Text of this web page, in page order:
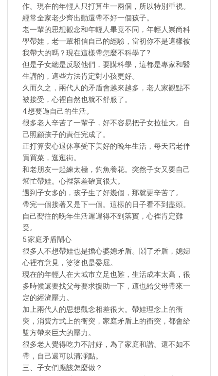
作。現在的年輕人只打算生一兩個，所以特別重視。
經常全家老少齊出動還帶不好一個孩子。
老一輩的思想觀念和年輕人畢竟不同，年輕人崇尚科
學帶娃，老一輩相信自己的經驗，當初你不是這樣被
我帶大的嗎？現在這樣帶怎麼不科學了?
但是子女總是反駁他們，要講科學，這都是專家和醫
生講的，這些方法肯定對小孩更好。
久而久之，兩代人的矛盾會越來越多，老人家觀點不
被接受，心裡自然也就不舒服了。
4.想要過自己的生活。
很多老人辛苦了一輩子，好不容易把子女拉扯大。自
己照顧孩子的責任完成了。
正打算安心退休享受下美好的晚年生活，每天陪老伴
買買菜，逛逛街。
和老朋友一起練太極，釣魚養花。突然子女又要自己
幫忙帶娃。心裡落差確實很大。
遇到子女多的，孩子生了好幾個，那就更辛苦了。
帶完一個接著又是下一個。這樣的日子看不到盡頭。
自己嚮往的晚年生活遲遲得不到落實，心裡肯定難
受。
5.家庭矛盾鬧心
很多人不想帶娃也是擔心婆媳矛盾。鬧了矛盾，媳婦
心裡有意見，婆婆也是委屈。
現在的年輕人在大城市立足也難，生活成本太高，很
多時候還要找父母要求援助一下，這也給父母帶來一
定的經濟壓力。
加上兩代人的思想觀念相差很大。帶娃理念上的衝
突，消費方式上的衝突，家庭矛盾上的衝突，都會給
雙方帶來巨大的壓力。
很多老人覺得吃力不討好，為了家庭和諧。還不如不
帶，自己還可以清凈點。
三、子女們應該怎麼做？